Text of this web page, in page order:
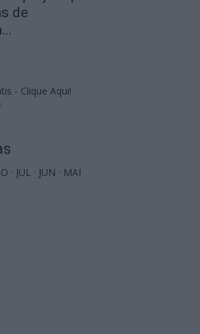
de
· JUL · JUN · MAI